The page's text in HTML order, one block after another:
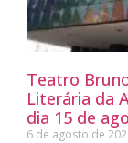
Teatro
Literária da
dia 15 de
6 de agosto de